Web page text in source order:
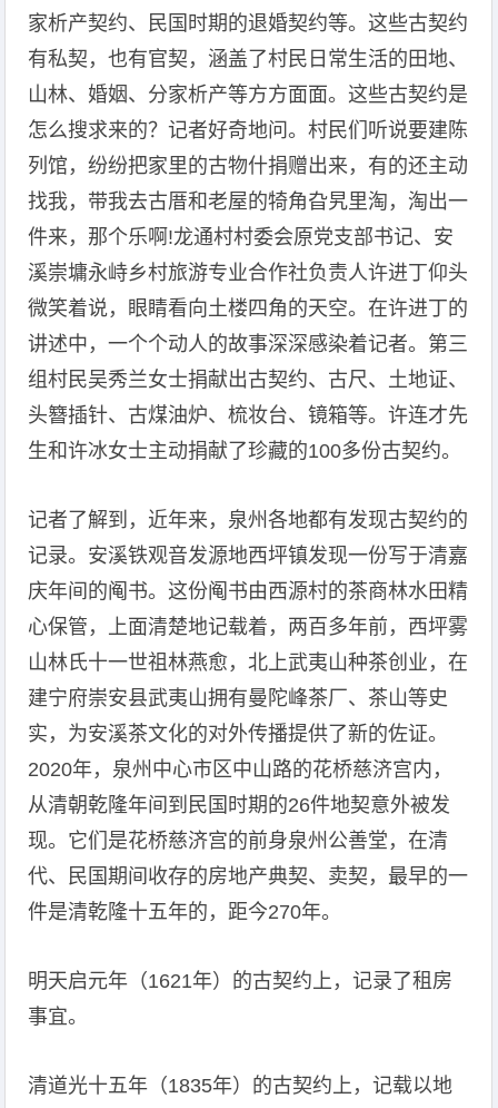
家析产契约、民国时期的退婚契约等。这些古契约
有私契，也有官契，涵盖了村民日常生活的田地、
山林、婚姻、分家析产等方方面面。这些古契约是
怎么搜求来的？记者好奇地问。村民们听说要建陈
列馆，纷纷把家里的古物什捐赠出来，有的还主动
找我，带我去古厝和老屋的犄角旮旯里淘，淘出一
件来，那个乐啊!龙通村村委会原党支部书记、安
溪崇墉永峙乡村旅游专业合作社负责人许进丁仰头
微笑着说，眼睛看向土楼四角的天空。在许进丁的
讲述中，一个个动人的故事深深感染着记者。第三
组村民吴秀兰女士捐献出古契约、古尺、土地证、
头簪插针、古煤油炉、梳妆台、镜箱等。许连才先
生和许冰女士主动捐献了珍藏的100多份古契约。
记者了解到，近年来，泉州各地都有发现古契约的
记录。安溪铁观音发源地西坪镇发现一份写于清嘉
庆年间的阄书。这份阄书由西源村的茶商林水田精
心保管，上面清楚地记载着，两百多年前，西坪雾
山林氏十一世祖林燕愈，北上武夷山种茶创业，在
建宁府崇安县武夷山拥有曼陀峰茶厂、茶山等史
实，为安溪茶文化的对外传播提供了新的佐证。
2020年，泉州中心市区中山路的花桥慈济宫内，
从清朝乾隆年间到民国时期的26件地契意外被发
现。它们是花桥慈济宫的前身泉州公善堂，在清
代、民国期间收存的房地产典契、卖契，最早的一
件是清乾隆十五年的，距今270年。
明天启元年（1621年）的古契约上，记录了租房
事宜。
清道光十五年（1835年）的古契约上，记载以地